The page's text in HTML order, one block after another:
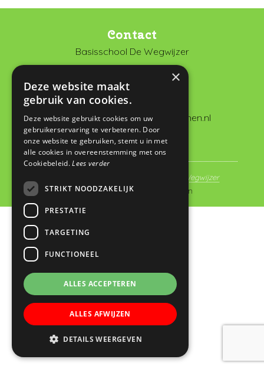
Contact
Basisschool De Wegwijzer
De Looch 13
4133 DK Vianen
0347 372673
administratie@dewegwijzervianen.nl
Basisschool De Wegwijzer
Vianen· Alle rechten voorbehouden
×
Deze website maakt
gebruik van cookies.
Deze website gebruikt cookies om uw
gebruikerservaring te verbeteren. Door
onze website te gebruiken, stemt u in met
alle cookies in overeenstemming met ons
Cookiebeleid.Lees verder
STRIKT NOODZAKELIJK
PRESTATIE
TARGETING
FUNCTIONEEL
ALLES ACCEPTEREN
ALLES AFWIJZEN
DETAILS WEERGEVEN